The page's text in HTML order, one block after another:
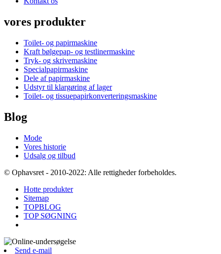
vores produkter
Toilet- og papirmaskine
Kraft bølgepap- og testlinermaskine
Tryk- og skrivemaskine
Specialpapirmaskine
Dele af papirmaskine
Udstyr til klargøring af lager
Toilet- og tissuepapirkonverteringsmaskine
Blog
Mode
Vores historie
Udsalg og tilbud
© Ophavsret - 2010-2022: Alle rettigheder forbeholdes.
Hotte produkter
Sitemap
TOPBLOG
TOP SØGNING
Send e-mail